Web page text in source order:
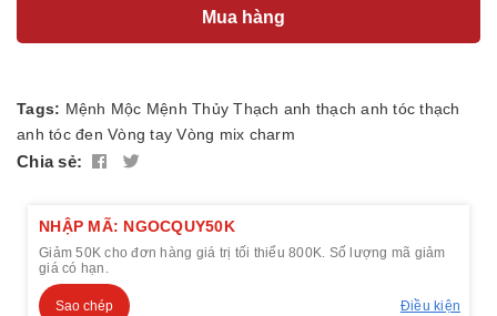
Mua hàng
Tags: Mệnh Mộc Mệnh Thủy Thạch anh thạch anh tóc thạch
anh tóc đen Vòng tay Vòng mix charm
Chia sẻ:
NHẬP MÃ: NGOCQUY50K
Giảm 50K cho đơn hàng giá trị tối thiểu 800K. Số lượng mã giảm
giá có hạn.
Sao chép Điều kiện